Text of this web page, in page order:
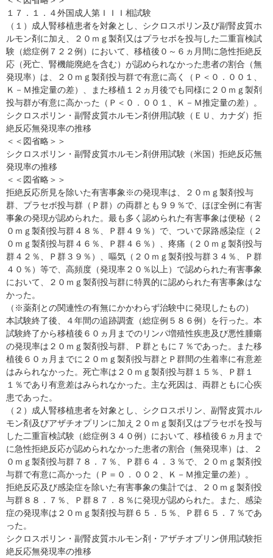
１７．１．４外国成人第ＩＩＩ相試験
（１）成人腎移植患者を対象とし、シクロスポリン及び副腎皮質ホ
ルモン剤に加え、２０ｍｇ製剤又はプラセボを投与した二重盲検試
験（総症例７２２例）において、移植後０～６ヵ月間に急性拒絶反
応（死亡、腎機能廃絶を含む）が認められなかった患者の割合（無
発現率）は、２０ｍｇ製剤投与群で有意に高く（Ｐ＜０．００１、
Ｋ－Ｍ推定量の差）、また移植１２ヵ月後でも同様に２０ｍｇ製剤
投与群が有意に高かった（Ｐ＜０．００１、Ｋ－Ｍ推定量の差）。
シクロスポリン・副腎皮質ホルモン剤併用試験（ＥＵ、カナダ）拒
絶反応無発現率の推移
＜＜図省略＞＞
シクロスポリン・副腎皮質ホルモン剤併用試験（米国）拒絶反応無
発現率の推移
＜＜図省略＞＞
拒絶反応所見を除いた有害事象※の発現率は、２０ｍｇ製剤投与
群、プラセボ投与群（Ｐ群）の両群とも９９％で、ほぼ全例に有害
事象の発現が認められた。最も多く認められた有害事象は便秘（２
０ｍｇ製剤投与群４８％、Ｐ群４９％）で、ついで尿路感染症（２
０ｍｇ製剤投与群４６％、Ｐ群４６％）、疼痛（２０ｍｇ製剤投与
群４２％、Ｐ群３９％）、嘔気（２０ｍｇ製剤投与群３４％、Ｐ群
４０％）等で、高頻度（発現率２０％以上）で認められた有害事象
において、２０ｍｇ製剤投与群に特異的に認められた有害事象はな
かった。
（※薬剤との関連性の有無にかかわらず治験中に発現したもの）
本試験終了後、４年間の追跡調査（総症例５８６例）を行った。本
試験終了から移植後６０ヵ月までのリンパ増殖性疾患及び悪性腫瘍
の発現率は２０ｍｇ製剤投与群、Ｐ群ともに７％であった。また移
植後６０ヵ月までに２０ｍｇ製剤投与群とＰ群間の生着率に有意差
はみられなかった。死亡率は２０ｍｇ製剤投与群１５％、Ｐ群１
１％であり有意差はみられなかった。主な死因は、両群ともに心疾
患であった。
（２）成人腎移植患者を対象とし、シクロスポリン、副腎皮質ホル
モン剤及びアザチオプリンに加え２０ｍｇ製剤又はプラセボを投与
した二重盲検試験（総症例３４０例）において、移植後６ヵ月まで
に急性拒絶反応が認められなかった患者の割合（無発現率）は、２
０ｍｇ製剤投与群７８．７％、Ｐ群６４．３％で、２０ｍｇ製剤投
与群で有意に高かった（Ｐ＝０．００２、Ｋ－Ｍ推定量の差）。
拒絶反応及び感染症を除いた有害事象の集計では、２０ｍｇ製剤投
与群８８．７％、Ｐ群８７．８％に発現が認められた。また、感染
症の発現率は２０ｍｇ製剤投与群６５．５％、Ｐ群６５．７％であ
った。
シクロスポリン・副腎皮質ホルモン剤・アザチオプリン併用試験拒
絶反応無発現率の推移